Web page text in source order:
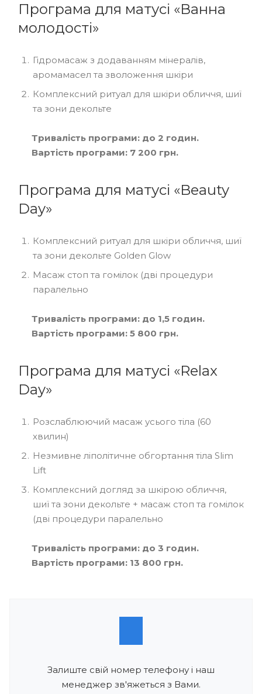
Програма для матусі «Ванна
молодості»
Гідромасаж з додаванням мінералів,
аромамасел та зволоження шкіри
Комплексний ритуал для шкіри обличчя, шиї
та зони декольте
Тривалість програми: до 2 годин.
Вартість програми: 7 200 грн.
Програма для матусі «Beauty
Day»
Комплексний ритуал для шкіри обличчя, шиї
та зони декольте Golden Glow
Масаж стоп та гомілок (дві процедури
паралельно
Тривалість програми: до 1,5 годин.
Вартість програми: 5 800 грн.
Програма для матусі «Relax
Day»
Розслаблюючий масаж усього тіла (60
хвилин)
Незмивне ліполітичне обгортання тіла Slim
Lift
Комплексний догляд за шкірою обличчя,
шиї та зони декольте + масаж стоп та гомілок
(дві процедури паралельно
Тривалість програми: до 3 годин.
Вартість програми: 13 800 грн.
Залиште свій номер телефону і наш
менеджер зв'яжеться з Вами.